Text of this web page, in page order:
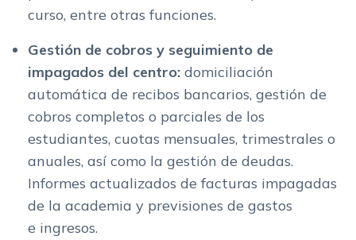
curso, entre otras funciones.
Gestión de cobros y seguimiento de
impagados del centro: domiciliación
automática de recibos bancarios, gestión de
cobros completos o parciales de los
estudiantes, cuotas mensuales, trimestrales o
anuales, así como la gestión de deudas.
Informes actualizados de facturas impagadas
de la academia y previsiones de gastos
e ingresos.